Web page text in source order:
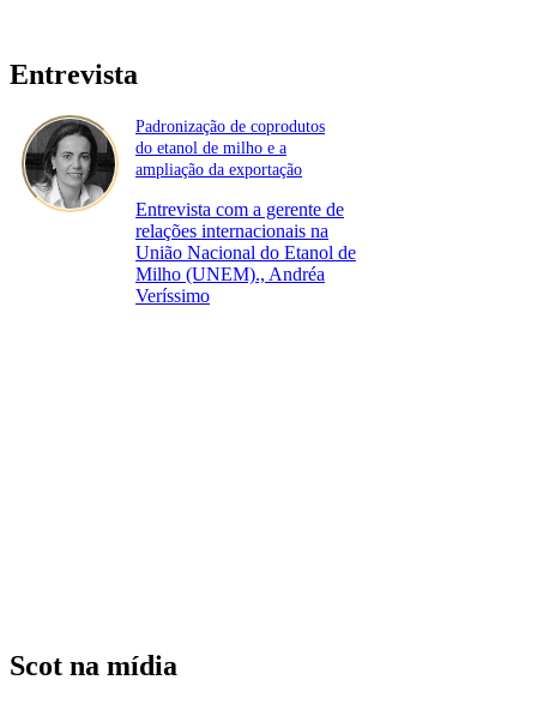
Entrevista
Padronização de coprodutos
do etanol de milho e a
ampliação da exportação
Entrevista com a gerente de
relações internacionais na
União Nacional do Etanol de
Milho (UNEM)., Andréa
Veríssimo
Scot na mídia